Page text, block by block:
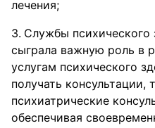
лечения;
Службы психического
сыграла важную роль в
услугам психического
получать консультации,
психиатрические
обеспечивая